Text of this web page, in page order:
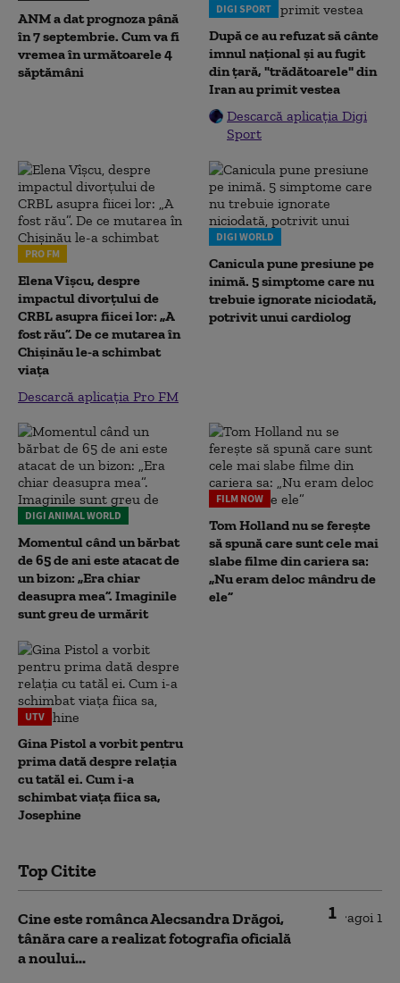
ANM a dat prognoza până
în 7 septembrie. Cum va fi
vremea în următoarele 4
săptămâni
DIGI SPORT
După ce au refuzat să cânte
imnul naţional şi au fugit
din ţară, "trădătoarele" din
Iran au primit vestea
Descarcă aplicația Digi
Sport
PRO FM
Elena Vîșcu, despre
impactul divorțului de
CRBL asupra fiicei lor: „A
fost rău”. De ce mutarea în
Chișinău le-a schimbat
viața
Descarcă aplicația Pro FM
DIGI WORLD
Canicula pune presiune pe
inimă. 5 simptome care nu
trebuie ignorate niciodată,
potrivit unui cardiolog
DIGI ANIMAL WORLD
Momentul când un bărbat
de 65 de ani este atacat de
un bizon: „Era chiar
deasupra mea”. Imaginile
sunt greu de urmărit
FILM NOW
Tom Holland nu se ferește
să spună care sunt cele mai
slabe filme din cariera sa:
„Nu eram deloc mândru de
ele”
UTV
Gina Pistol a vorbit pentru
prima dată despre relația
cu tatăl ei. Cum i-a
schimbat viața fiica sa,
Josephine
Top Citite
1
Cine este românca Alecsandra Drăgoi,
tânăra care a realizat fotografia oficială
a noului...